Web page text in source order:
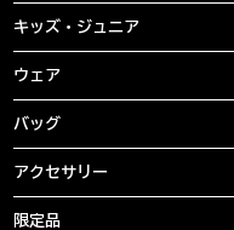
キッズ・ジュニア
ウェア
バッグ
アクセサリー
限定品